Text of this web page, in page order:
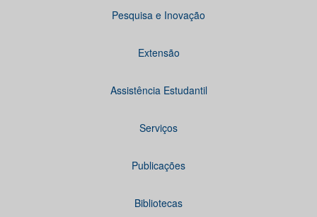
Pesquisa e Inovação
Extensão
Assistência Estudantil
Serviços
Publicações
Bibliotecas